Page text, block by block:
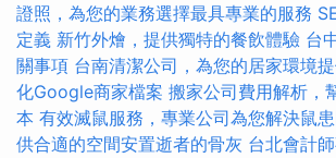
證照，為您的業務選擇最具專業的服務
定義 新竹外燴，提供獨特的餐飲體驗 台
關事項 台南清潔公司，為您的居家環境
化Google商家檔案 搬家公司費用解析，
本 有效滅鼠服務，專業公司為您解決鼠
供合適的空間安置逝者的骨灰 台北會計